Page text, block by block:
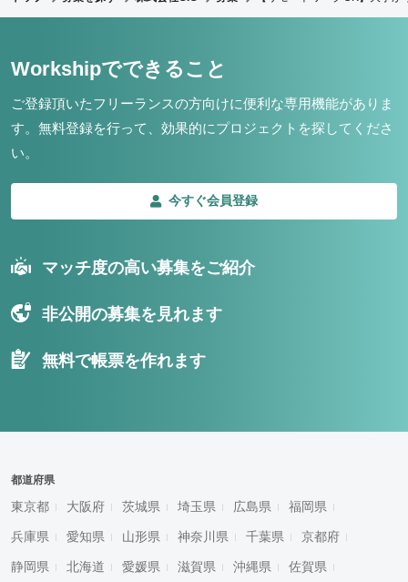
Workshipでできること
ご登録頂いたフリーランスの方向けに便利な専用機能がありま
す。 無料登録を行って、効果的にプロジェクトを探してくださ
い。
今すぐ会員登録
マッチ度の高い募集をご紹介
非公開の募集を見れます
無料で帳票を作れます
都道府県
東京都 大阪府 茨城県 埼玉県 広島県 福岡県
兵庫県 愛知県 山形県 神奈川県 千葉県 京都府
静岡県 北海道 愛媛県 滋賀県 沖縄県 佐賀県